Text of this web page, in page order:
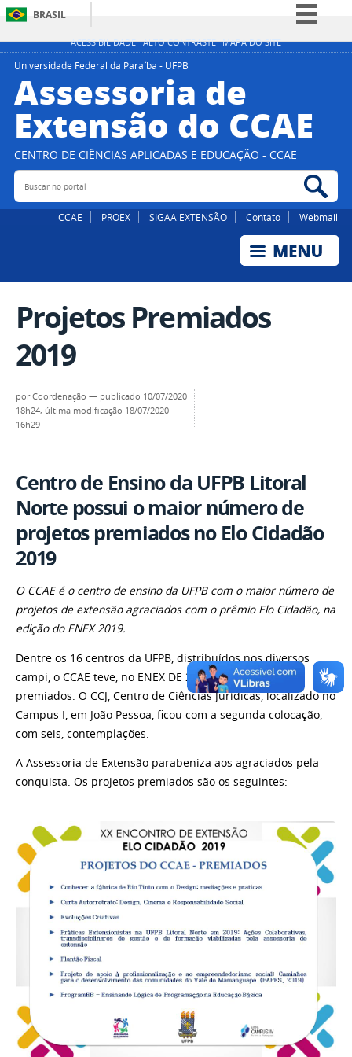
ACESSIBILIDADE ALTO CONTRASTE MAPA DO SITE
BRASIL
Simplifique!
Participe
Acesso à informação
Legislação
Canais
Universidade Federal da Paraíba - UFPB
Assessoria de
Extensão do CCAE
CENTRO DE CIÊNCIAS APLICADAS E EDUCAÇÃO - CCAE
Buscar no portal
CCAE PROEX SIGAA EXTENSÃO Contato Webmail
Projetos Premiados
2019
porCoordenação — publicado 10/07/2020
18h24, última modificação 18/07/2020
16h29
Centro de Ensino da UFPB Litoral
Norte possui o maior número de
projetos premiados no Elo Cidadão
2019
O CCAE é o centro de ensino da UFPB com o maior número de
projetos de extensão agraciados com o prêmio Elo Cidadão, na
edição do ENEX 2019.
Dentre os 16 centros da UFPB, distribuídos nos diversos
campi, o CCAE teve, no ENEX DE 2019, sete projetos
premiados. O CCJ, Centro de Ciências Jurídicas, localizado no
Campus I, em João Pessoa, ficou com a segunda colocação,
com seis, contemplações.
A Assessoria de Extensão parabeniza aos agraciados pela
conquista. Os projetos premiados são os seguintes: